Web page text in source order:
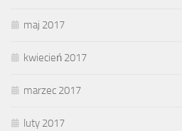
maj 2017
kwiecień 2017
marzec 2017
luty 2017